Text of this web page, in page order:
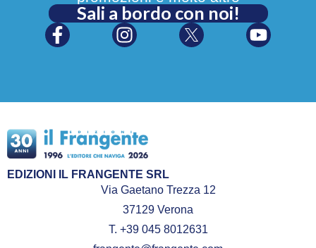
Sali a bordo con noi!
EDIZIONI IL FRANGENTE SRL
Via Gaetano Trezza 12
37129 Verona
T. +39 045 8012631